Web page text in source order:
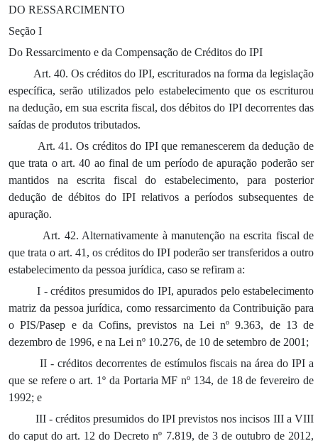
DO RESSARCIMENTO
Seção I
Do Ressarcimento e da Compensação de Créditos do IPI
Art. 40. Os créditos do IPI, escriturados na forma da legislação
específica, serão utilizados pelo estabelecimento que os escriturou
na dedução, em sua escrita fiscal, dos débitos do IPI decorrentes das
saídas de produtos tributados.
Art. 41. Os créditos do IPI que remanescerem da dedução de
que trata o art. 40 ao final de um período de apuração poderão ser
mantidos na escrita fiscal do estabelecimento, para posterior
dedução de débitos do IPI relativos a períodos subsequentes de
apuração.
Art. 42. Alternativamente à manutenção na escrita fiscal de
que trata o art. 41, os créditos do IPI poderão ser transferidos a outro
estabelecimento da pessoa jurídica, caso se refiram a:
I - créditos presumidos do IPI, apurados pelo estabelecimento
matriz da pessoa jurídica, como ressarcimento da Contribuição para
o PIS/Pasep e da Cofins, previstos na Lei nº 9.363, de 13 de
dezembro de 1996, e na Lei nº 10.276, de 10 de setembro de 2001;
II - créditos decorrentes de estímulos fiscais na área do IPI a
que se refere o art. 1º da Portaria MF nº 134, de 18 de fevereiro de
1992; e
III - créditos presumidos do IPI previstos nos incisos III a VIII
do caput do art. 12 do Decreto nº 7.819, de 3 de outubro de 2012,